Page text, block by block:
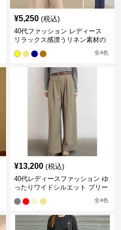
¥5,250 (税込)
40代ファッション レディース
リラックス感漂うリネン素材の
全4色
¥13,200 (税込)
40代レディースファッション ゆ
ったりワイドシルエット プリー
全4色